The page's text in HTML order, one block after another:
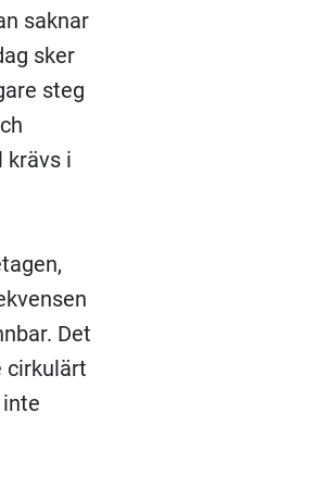
saknar
sker
steg
krävs i
Det
cirkulärt